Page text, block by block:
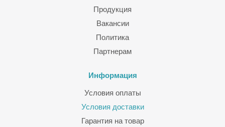
Продукция
Вакансии
Политика
Партнерам
Информация
Условия оплаты
Условия доставки
Гарантия на товар